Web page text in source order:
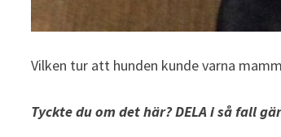
Vilken tur att hunden kunde varna
Tyckte du om det här? DELA i så fall